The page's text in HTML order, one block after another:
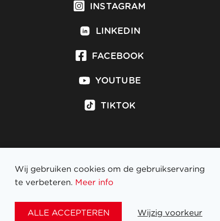
INSTAGRAM
LINKEDIN
FACEBOOK
YOUTUBE
TIKTOK
Inschrijven op nieuwsbrief
Wij gebruiken cookies om de gebruikservaring
te verbeteren. Meer info
ALLE ACCEPTEREN Wijzig voorkeur